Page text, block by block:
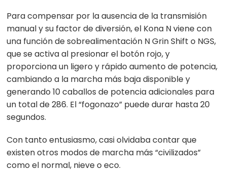
Para compensar por la ausencia de la transmisión
manual y su factor de diversión, el Kona N viene con
una función de sobrealimentación N Grin Shift o NGS,
que se activa al presionar el botón rojo, y
proporciona un ligero y rápido aumento de potencia,
cambiando a la marcha más baja disponible y
generando 10 caballos de potencia adicionales para
un total de 286. El “fogonazo” puede durar hasta 20
segundos.
Con tanto entusiasmo, casi olvidaba contar que
existen otros modos de marcha más “civilizados”
como el normal, nieve o eco.